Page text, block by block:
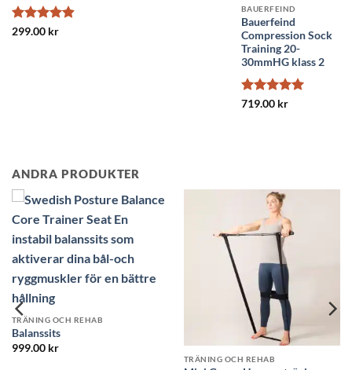
Betygsatt
299.00 kr
BAUERFEIND
Bauerfeind
Compression Sock
Training 20-
30mmHG klass 2
Betygsatt
719.00 kr
ANDRA PRODUKTER
TRÄNING OCH REHAB TRÄNING OCH